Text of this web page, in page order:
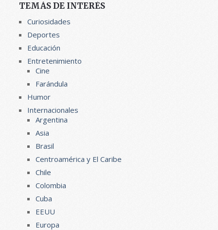
TEMÁS DE INTERÉS
Curiosidades
Deportes
Educación
Entretenimiento
Cine
Farándula
Humor
Internacionales
Argentina
Asia
Brasil
Centroamérica y El Caribe
Chile
Colombia
Cuba
EEUU
Europa